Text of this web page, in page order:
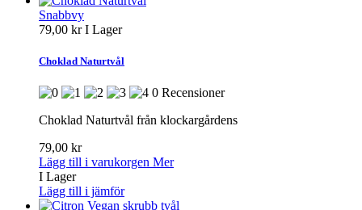
Snabbvy
79,00 krI Lager
Choklad Naturtvål
0 Recensioner
Choklad Naturtvål från klockargårdens
79,00 kr
Lägg till i varukorgen Mer
I Lager
Lägg till i jämför